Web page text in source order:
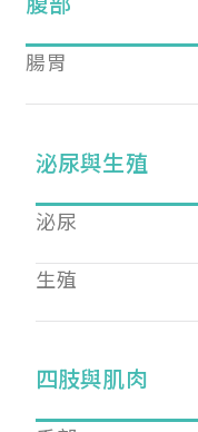
腸胃
泌尿與生殖
泌尿
生殖
四肢與肌肉
您已
您好，您的會員申